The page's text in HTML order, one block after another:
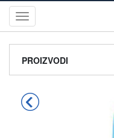
Navigacija
PROIZVODI